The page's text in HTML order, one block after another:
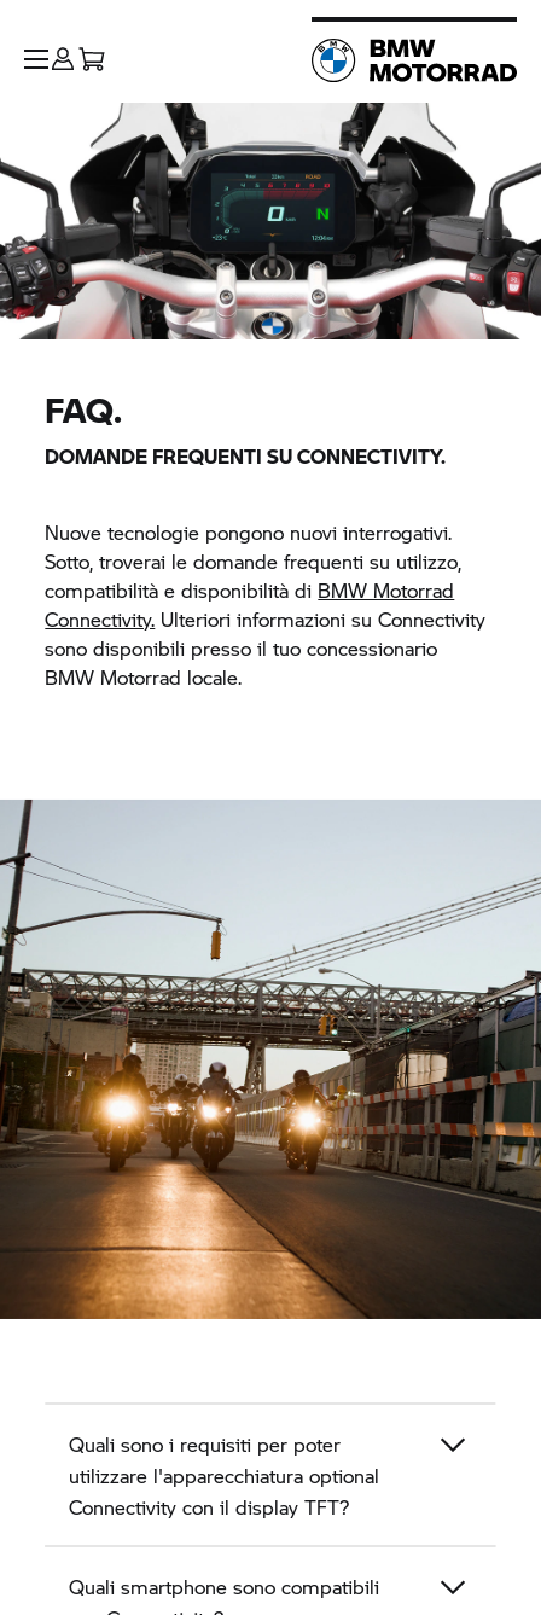
FAQ.
DOMANDE FREQUENTI SU CONNECTIVITY.
Nuove tecnologie pongono nuovi interrogativi.
Sotto, troverai le domande frequenti su utilizzo,
compatibilità e disponibilità di BMW Motorrad
Connectivity. Ulteriori informazioni su Connectivity
sono disponibili presso il tuo concessionario
BMW Motorrad locale.
Quali sono i requisiti per poter
utilizzare l'apparecchiatura optional
Connectivity con il display TFT?
Quali smartphone sono compatibili